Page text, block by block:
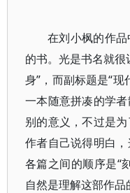
在刘小枫的作
的书。光是书名就
身”，而副标题是“
一本随意拼凑的学
别的意义，不过是
作者自己说得明白
各篇之间的顺序是“
自然是理解这部作品